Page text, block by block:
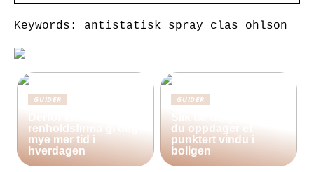
Keywords: antistatisk spray clas ohlson
GUIDER
renholdsfirma gi deg
mye mer tid i
hverdagen
GUIDER
du oppdager et
punktert vindu i
boligen